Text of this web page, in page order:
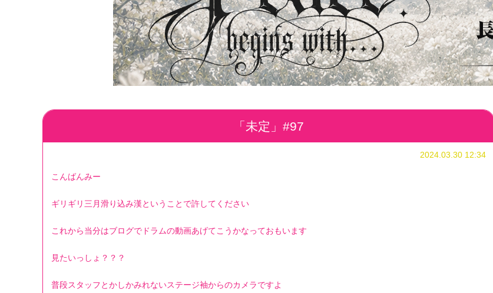
「未定」#97
2024.03.30 12:34
こんばんみー
ギリギリ三月滑り込み漢ということで許してください
これから当分はブログでドラムの動画あげてこうかなっておもいます
見たいっしょ？？？
普段スタッフとかしかみれないステージ袖からのカメラですよ